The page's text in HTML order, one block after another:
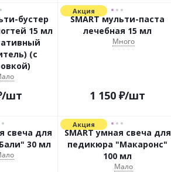
бустер
15 мл
(с
/шт
Акция
SMART мульти-паста
лечебная 15 мл
Много
1 150 ₽/шт
свеча для
30 мл
Акция
SMART умная свеча для
педикюра "Макаронс"
100 мл
Мало